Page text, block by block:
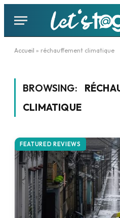
Accueil » réchauffement climatique
BROWSING:
CLIMATIQUE
FEATURED REVIEWS